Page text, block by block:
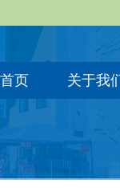
首页 关于我